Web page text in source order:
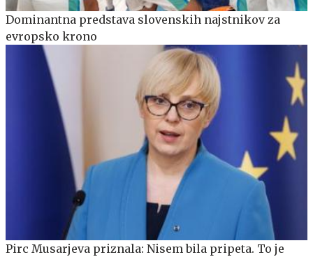
Dominantna predstava slovenskih najstnikov za
evropsko krono
Pirc Musarjeva priznala: Nisem bila pripeta. To je